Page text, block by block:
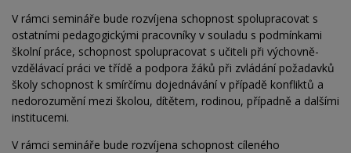
V rámci semináře bude rozvíjena schopnost spolupracovat s
ostatními pedagogickými pracovníky v souladu s podmínkami
školní práce, schopnost spolupracovat s učiteli při výchovně-
vzdělávací práci ve třídě a podpora žáků při zvládání požadavků
školy schopnost k smírčímu dojednávání v případě konfliktů a
nedorozumění mezi školou, dítětem, rodinou, případně a dalšími
institucemi.
V rámci semináře bude rozvíjena schopnost cíleného